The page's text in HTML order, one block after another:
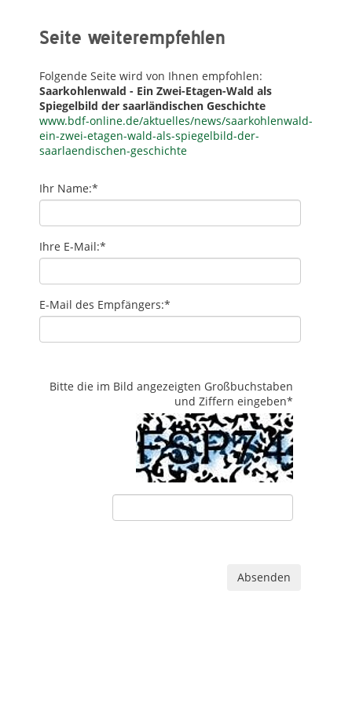
Seite weiterempfehlen
Folgende Seite wird von Ihnen empfohlen:
Saarkohlenwald - Ein Zwei-Etagen-Wald als
Spiegelbild der saarländischen Geschichte
www.bdf-online.de/aktuelles/news/saarkohlenwald-
ein-zwei-etagen-wald-als-spiegelbild-der-
saarlaendischen-geschichte
Ihr Name:*
Ihre E-Mail:*
E-Mail des Empfängers:*
Bitte die im Bild angezeigten Großbuchstaben
und Ziffern eingeben*
Absenden